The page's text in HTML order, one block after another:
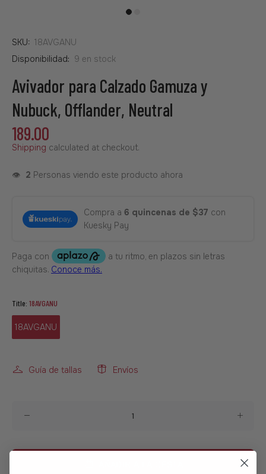
SKU: 18AVGANU
Disponibilidad: 9 en stock
Avivador para Calzado Gamuza y
Nubuck, Offlander, Neutral
189.00
Shipping calculated at checkout.
👁️ 2 Personas viendo este producto ahora
Compra a 6 quincenas de $37 con
Kuesky Pay
Title: 18AVGANU
18AVGANU
Guía de tallas Envíos